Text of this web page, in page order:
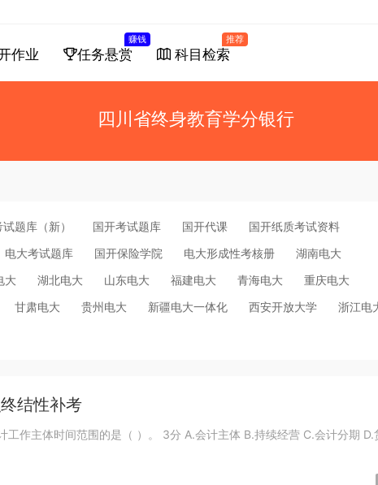
作业 任务悬赏
赚钱
科目检索
推荐
四川省终身教育学分银行
题库（新） 国开考试题库 国开代课
国开纸质考试资料
电大考试题库 国开保险学院 电大形成性考核册
湖南电大
大 湖北电大 山东电大 福建电大 青海电大
重庆电大
甘肃电大 贵州电大 新疆电大一体化 西安开放大学
浙江电
结性补考
作主体时间范围的是（ ）。 3分 A.会计主体 B.持续经营 C.会计分期 D.